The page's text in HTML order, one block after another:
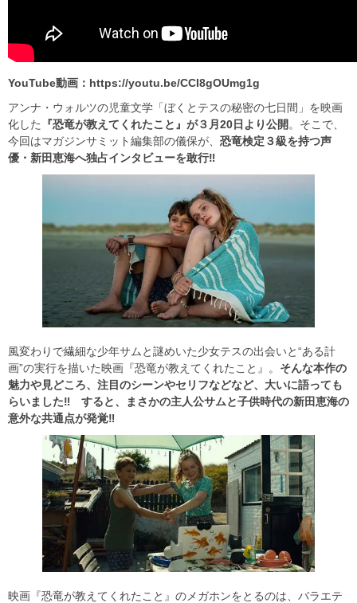
YouTube動画：https://youtu.be/CCI8gOUmg1g
アンナ・ウォルツの児童文学「ぼくとテスの秘密の七日間」を映画
化した
『恐竜が教えてくれたこと』が３月20日より公開 。そこで、
今回はマガジンサミット編集部の儀保が、 恐竜検定３級を持つ声
優・新田恵海へ独占インタビューを敢行‼
風変わりで繊細な少年サムと謎めいた少女テスの出会いと“ある計
画”の実行を描いた映画『恐竜が教えてくれたこと』。 そんな本作の
魅力や見どころ、注目のシーンやセリフなどなど、大いに語っても
らいました‼ すると、まさかの主人公サムと子供時代の新田恵海の
意外な共通点が発覚‼
映画『恐竜が教えてくれたこと』のメガホンをとるのは、バラエテ